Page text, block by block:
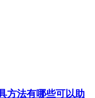
方法有哪些可以助